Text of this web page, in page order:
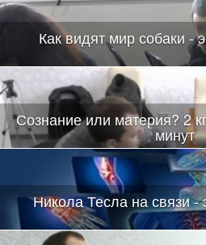
Как видят мир собаки -
Сознание или материя? 2
минут
Никола Тесла на связи -